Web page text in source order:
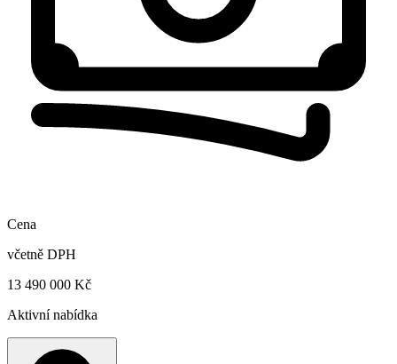
Cena
včetně DPH
13 490 000 Kč
Aktivní nabídka